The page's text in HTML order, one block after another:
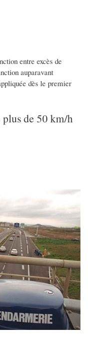
entre excès de
auparavant
dès le premier
plus de 50 km/h